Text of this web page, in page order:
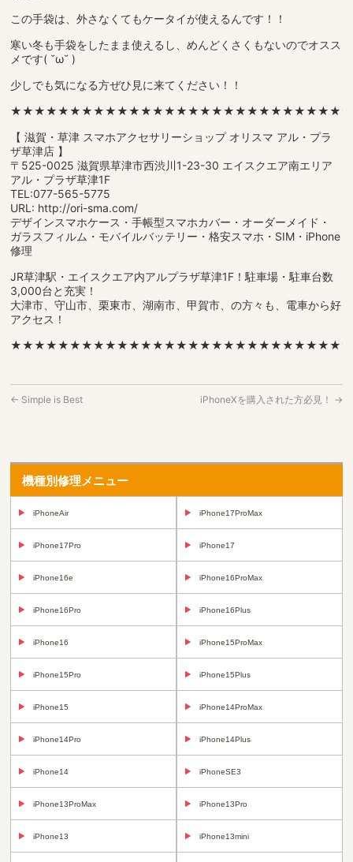
この手袋は、外さなくてもケータイが使えるんです！！
寒い冬も手袋をしたまま使えるし、めんどくさくもないのでオスス
メです( ˘ω˘ )
少しでも気になる方ぜひ見に来てください！！
【 滋賀・草津 スマホアクセサリーショップ オリスマ アル・プラ
ザ草津店 】
〒525-0025 滋賀県草津市西渋川1-23-30 エイスクエア南エリア
アル・プラザ草津1F
TEL:077-565-5775
URL: http://ori-sma.com/
デザインスマホケース・手帳型スマホカバー・オーダーメイド・
ガラスフィルム・モバイルバッテリー・格安スマホ・SIM・iPhone
修理
JR草津駅・エイスクエア内アルプラザ草津1F！駐車場・駐車台数
3,000台と充実！
大津市、守山市、栗東市、湖南市、甲賀市、の方々も、電車から好
アクセス！
← Simple is Best iPhoneXを購入された方必見！ →
機種別修理メニュー
iPhoneAir iPhone17ProMax
iPhone17Pro iPhone17
iPhone16e iPhone16ProMax
iPhone16Pro iPhone16Plus
iPhone16 iPhone15ProMax
iPhone15Pro iPhone15Plus
iPhone15 iPhone14ProMax
iPhone14Pro iPhone14Plus
iPhone14 iPhoneSE3
iPhone13ProMax iPhone13Pro
iPhone13 iPhone13mini